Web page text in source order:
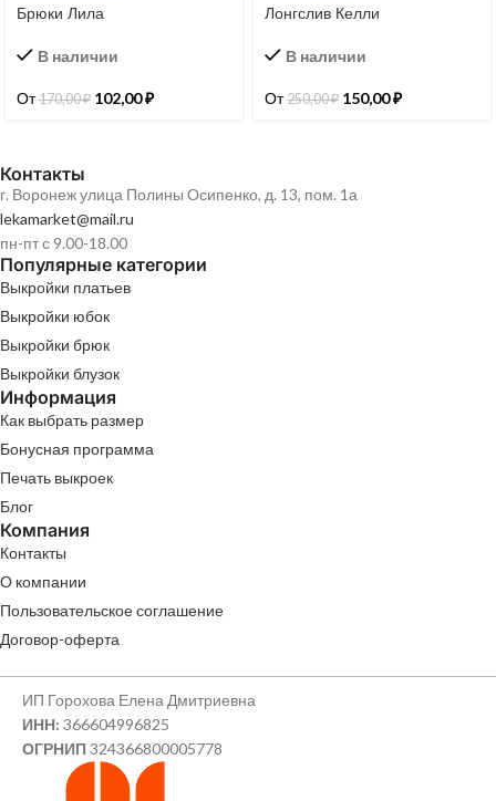
Брюки Лила
В наличии
От170,00₽ 102,00₽
Лонгслив Келли
В наличии
От250,00₽ 150,00₽
Контакты
г. Воронеж улица Полины Осипенко, д. 13, пом. 1а
lekamarket@mail.ru
пн-пт с 9.00-18.00
Популярные категории
Выкройки платьев
Выкройки юбок
Выкройки брюк
Выкройки блузок
Информация
Как выбрать размер
Бонусная программа
Печать выкроек
Блог
Компания
Контакты
О компании
Пользовательское соглашение
Договор-оферта
ИП Горохова Елена Дмитриевна
ИНН: 366604996825
ОГРНИП 324366800005778